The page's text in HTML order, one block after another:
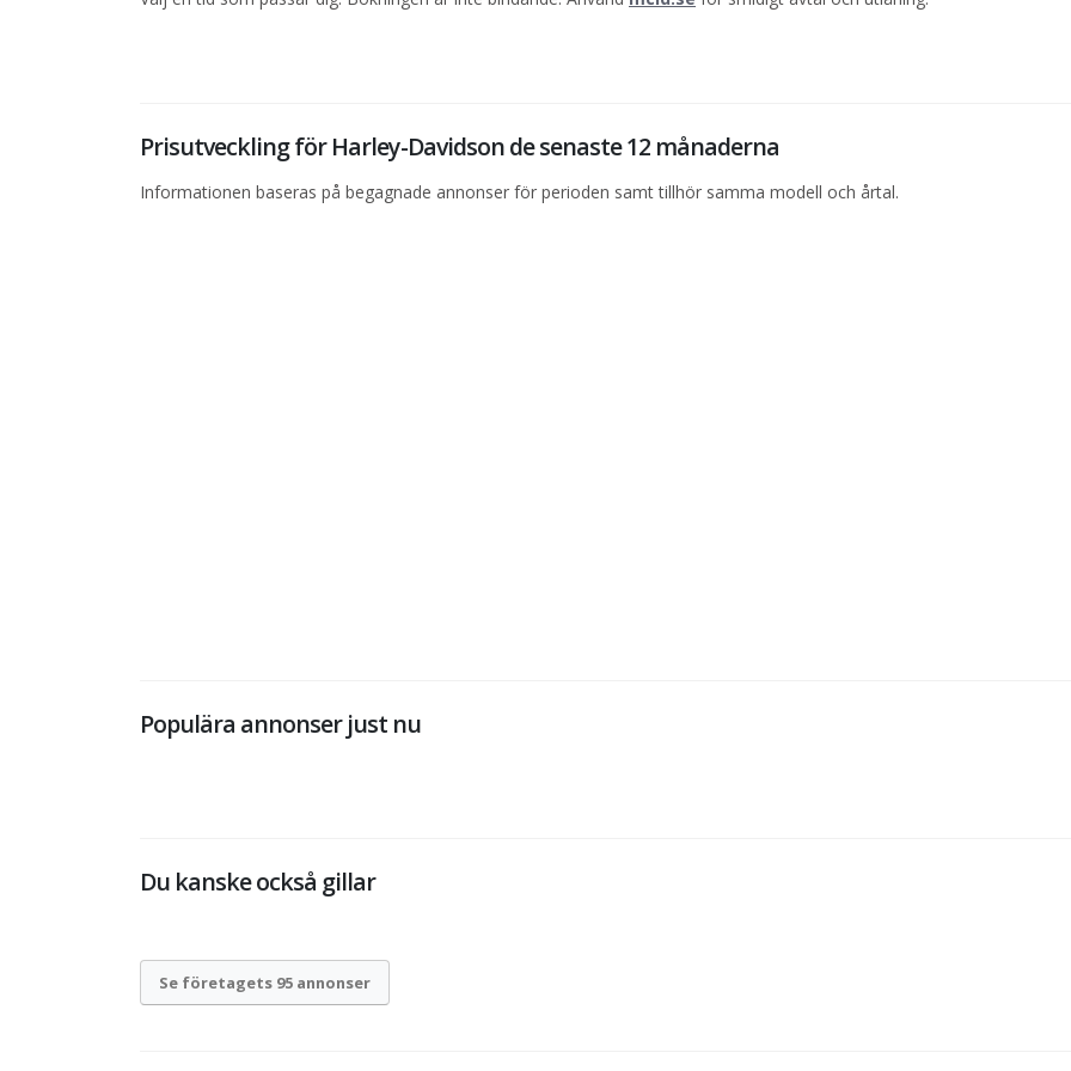
Prisutveckling för Harley-Davidson de senaste 12 månaderna
Informationen baseras på begagnade annonser för perioden samt tillhör samma modell och årtal.
Populära annonser just nu
Du kanske också gillar
Se företagets 95 annonser